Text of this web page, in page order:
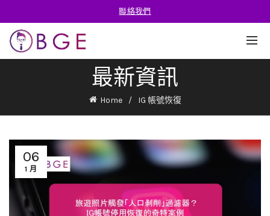
聯絡我們
最新資訊
Home IG 帳號恢復
06
1 月